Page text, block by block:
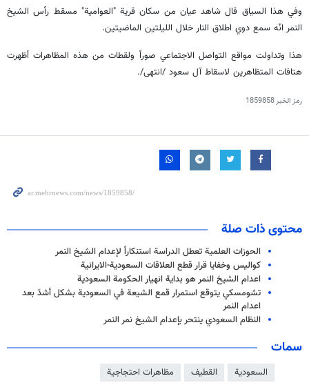
وفي هذا السياق قال شاهد عيان من سكان قرية "العوامية" مسقط رأس الشيخ
النمر انّه سمع دوي اطلاق النار خلال الليلتين الماضيتين.
هذا وتداولت مواقع التواصل الاجتماعي صوراً ولقطات من هذه المظاهرات أظهرت
هتافات المتظاهرين لاسقاط آل سعود /انتهى/.
رمز الخبر1859858
محتوى ذات صلة
الحوزات العلمية تعطل الدراسة استنكاراً لإعدام الشيخ النمر
كواليس وخفايا قرار قطع العلاقات السعودية-الايرانية
اعدام الشيخ النمر هو بداية انهيار الحكومة السعودية
تشومسكي يتوقع استمرار قمع الشيعة في السعودية بشكل أشدّ بعد
اعدام النمر
النظام السعودي ينتحر بإعدام الشيخ نمر النمر
سمات
السعودية القطيف
مظاهرات احتجاجية